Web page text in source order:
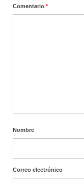
Comentario *
Nombre
Correo electrónico